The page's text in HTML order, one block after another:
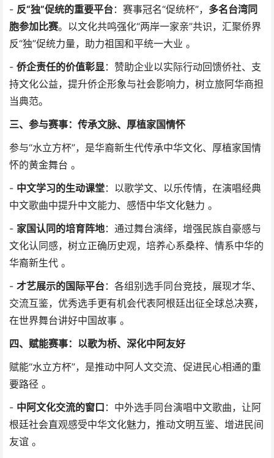
- 反“独”促统的重要平台：赛事冠名“促统杯”， 多名台湾同
胞参加比赛。以文化共鸣强化“两岸一家亲”共识，汇聚侨界
反“独”促统力量，助力祖国和平统一大业 。
- 侨企责任的价值彰显 ：赞助企业以实际行动回馈侨社、支
持文化公益，提升侨企形象与社会影响力，树立旅阿华商担
当典范。
三、参与赛事：传承文脉、厚植家国情怀
参与“水立方杯”，是华裔新生代传承中华文化、厚植家国情
怀的黄金舞台 。
- 中文学习的生动课堂：以歌学文、以乐传情，在演唱经典
中文歌曲中提升中文能力、感悟中华文化魅力 。
- 家国认同的培育阵地：通过舞台演绎，增强民族自豪感与
文化认同感，树立正确历史观，培养心系桑梓、情系中华的
华裔新生代 。
- 才艺展示的国际平台：各组别选手同台竞技，展现才华、
交流互鉴，优秀选手更有机会代表阿根廷出征全球总决赛，
在世界舞台讲好中国故事 。
四、赋能赛事：以歌为桥、深化中阿友好
赋能“水立方杯”，是推动中阿人文交流、促进民心相通的重
要路径 。
- 中阿文化交流的窗口 ：中外选手同台演唱中文歌曲，让阿
根廷社会直观感受中华文化魅力，推动文明互鉴、增进民间
友谊 。